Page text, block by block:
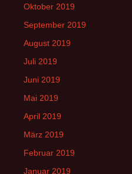
Oktober 2019
September 2019
August 2019
Juli 2019
Juni 2019
Mai 2019
April 2019
März 2019
Februar 2019
Januar 2019